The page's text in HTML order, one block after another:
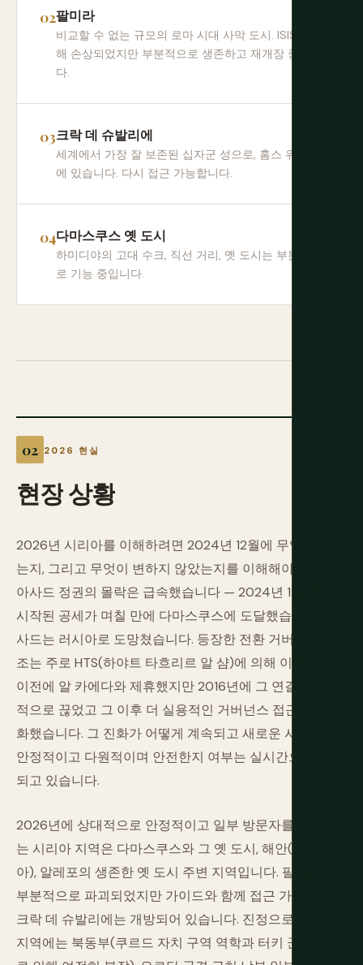
팔미라
비교할 수 없는 규모의 로마 시대 사막 도시. ISIS에 의
해 손상되었지만 부분적으로 생존하고 재개장 중입니
다.
크락 데 슈발리에
세계에서 가장 잘 보존된 십자군 성으로, 홈스 위 산맥
에 있습니다. 다시 접근 가능합니다.
다마스쿠스 옛 도시
하미디야의 고대 수크, 직선 거리, 옛 도시는 부분적으
로 기능 중입니다.
2026 현실
현장상황
2026년 시리아를 이해하려면 2024년 12월에 무엇이 변했
는지, 그리고 무엇이 변하지 않았는지를 이해해야 합니다.
아사드 정권의 몰락은 급속했습니다 — 2024년 11월 말에
시작된 공세가 며칠 만에 다마스쿠스에 도달했습니다. 아
사드는 러시아로 도망쳤습니다. 등장한 전환 거버넌스 구
조는 주로 HTS(하야트 타흐리르 알 샴)에 의해 이끌리며,
이전에 알 카에다와 제휴했지만 2016년에 그 연결을 공식
적으로 끊었고 그 이후 더 실용적인 거버넌스 접근으로 진
화했습니다. 그 진화가 어떻게 계속되고 새로운 시리아가
안정적이고 다원적이며 안전한지 여부는 실시간으로 결정
되고 있습니다.
2026년에 상대적으로 안정적이고 일부 방문자를 받고 있
는 시리아 지역은 다마스쿠스와 그 옛 도시, 해안(라타키
아), 알레포의 생존한 옛 도시 주변 지역입니다. 팔미라는
부분적으로 파괴되었지만 가이드와 함께 접근 가능합니다.
크락 데 슈발리에는 개방되어 있습니다. 진정으로 위험한
지역에는 북동부(쿠르드 자치 구역 역학과 터키 군사 존재